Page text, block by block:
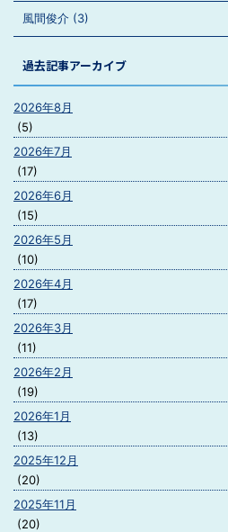
風間俊介 (3)
過去記事アーカイブ
2026年8月
(5)
2026年7月
(17)
2026年6月
(15)
2026年5月
(10)
2026年4月
(17)
2026年3月
(11)
2026年2月
(19)
2026年1月
(13)
2025年12月
(20)
2025年11月
(20)